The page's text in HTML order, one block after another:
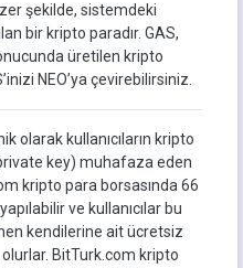
şekilde, sistemdeki
bir kripto paradır. GAS,
üretilen kripto
NEO’ya çevirebilirsiniz.
olarak kullanıcıların kripto
key) muhafaza eden
kripto para borsasında 66
ve kullanıcılar bu
kendilerine ait ücretsiz
BitTurk.com kripto